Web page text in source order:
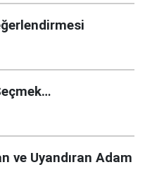
ve Uyandıran Adam